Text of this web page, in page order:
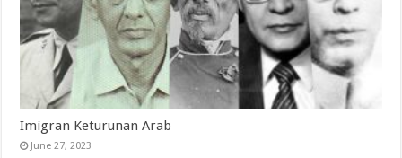
Imigran Keturunan Arab
June 27, 2023